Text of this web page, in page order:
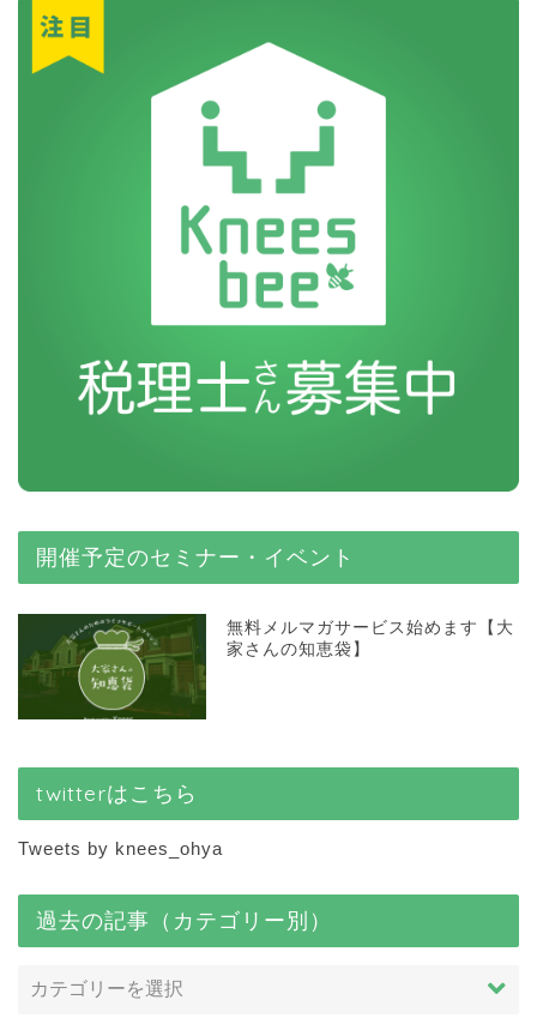
開催予定のセミナー・イベント
無料メルマガサービス始めます【大
家さんの知恵袋】
twitterはこちら
Tweets by knees_ohya
過去の記事（カテゴリー別）